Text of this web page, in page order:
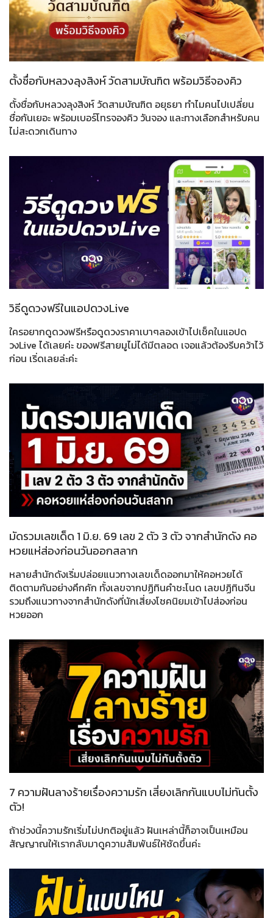
ตั้งชื่อกับหลวงลุงสิงห์ วัดสามบัณฑิต พร้อมวิธีจองคิว
ตั้งชื่อกับหลวงลุงสิงห์ วัดสามบัณฑิต อยุธยา ทำไมคนไปเปลี่ยน
ชื่อกันเยอะ พร้อมเบอร์โทรจองคิว วันจอง และทางเลือกสำหรับคน
ไม่สะดวกเดินทาง
วิธีดูดวงฟรีในแอปดวงLive
ใครอยากดูดวงฟรีหรือดูดวงราคาเบาๆลองเข้าไปเช็คในแอปด
วงLive ได้เลยค่ะ ของฟรีสายมูไม่ได้มีตลอด เจอแล้วต้องรีบคว้าไว้
ก่อน เริ่ดเลยล่ะค่ะ
มัดรวมเลขเด็ด 1 มิ.ย. 69 เลข 2 ตัว 3 ตัว จากสำนักดัง คอ
หวยแห่ส่องก่อนวันออกสลาก
หลายสำนักดังเริ่มปล่อยแนวทางเลขเด็ดออกมาให้คอหวยได้
ติดตามกันอย่างคึกคัก ทั้งเลขจากปฏิทินคำชะโนด เลขปฏิทินจีน
รวมถึงแนวทางจากสำนักดังที่นักเสี่ยงโชคนิยมเข้าไปส่องก่อน
หวยออก
7 ความฝันลางร้ายเรื่องความรัก เสี่ยงเลิกกันแบบไม่ทันตั้ง
ตัว!
ถ้าช่วงนี้ความรักเริ่มไม่ปกติอยู่แล้ว ฝันเหล่านี้ก็อาจเป็นเหมือน
สัญญาณให้เรากลับมาดูความสัมพันธ์ให้ชัดขึ้นค่ะ